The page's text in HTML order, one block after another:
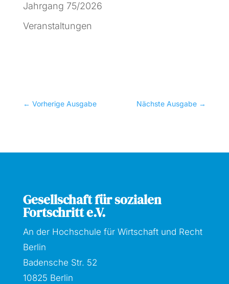
Jahrgang 75/2026
Veranstaltungen
← Vorherige Ausgabe Nächste Ausgabe →
Gesellschaft für sozialen
Fortschritt e.V.
An der Hochschule für Wirtschaft und Recht
Berlin
Badensche Str. 52
10825 Berlin